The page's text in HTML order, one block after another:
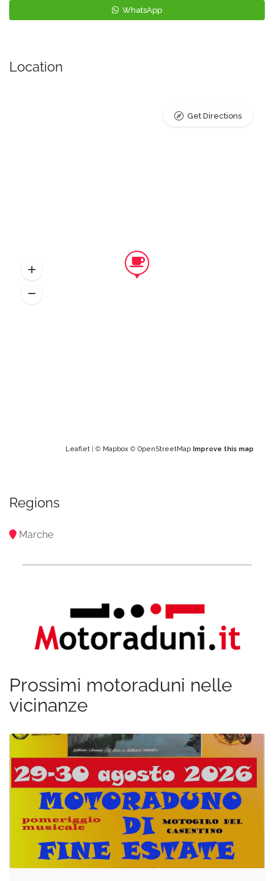
WhatsApp
Location
Leaflet | © Mapbox © OpenStreetMap Improve this map
Get Directions
Regions
Marche
Prossimi motoraduni nelle
vicinanze